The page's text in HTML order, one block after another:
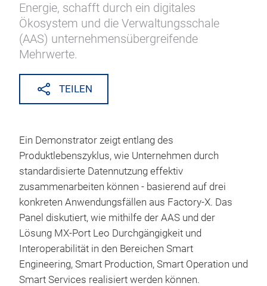
Energie, schafft durch ein digitales
Ökosystem und die Verwaltungsschale
(AAS) unternehmensübergreifende
Mehrwerte.
TEILEN
Ein Demonstrator zeigt entlang des
Produktlebenszyklus, wie Unternehmen durch
standardisierte Datennutzung effektiv
zusammenarbeiten können - basierend auf drei
konkreten Anwendungsfällen aus Factory-X. Das
Panel diskutiert, wie mithilfe der AAS und der
Lösung MX-Port Leo Durchgängigkeit und
Interoperabilität in den Bereichen Smart
Engineering, Smart Production, Smart Operation und
Smart Services realisiert werden können.